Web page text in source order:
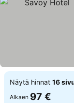
Näytä hinnat 16
Alkaen 97 €